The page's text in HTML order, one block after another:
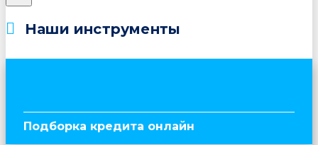
Наши инструменты
Подборка кредита онлайн